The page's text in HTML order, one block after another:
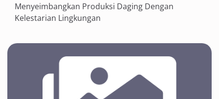
Menyeimbangkan Produksi Daging Dengan
Kelestarian Lingkungan